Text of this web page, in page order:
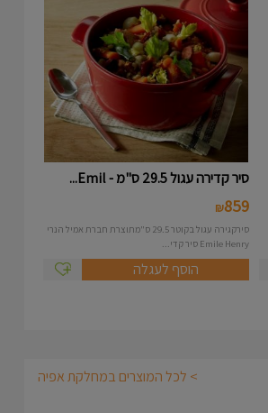
סיר קדירה עגול 29.5 ס"מ - Emil...
859
₪
סירקגירה עגול בקוטר 29.5 ס"מתוצרת חברת אמיל הנרי
Emile Henry סיר קדי...
הוסף לעגלה
> לכל המוצרים במחלקת אפיה